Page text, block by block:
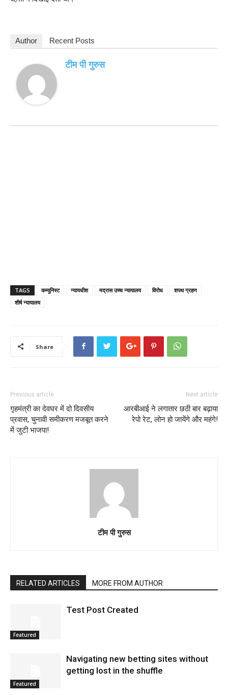
Author Recent Posts
टीम पी गुरुस
TAGS कम्युनिस्ट न्यायधीश मद्रास उच्च न्यायालय विरोध
शपथ ग्रहण
शीर्ष न्यायालय
Share
Previous article
गृहमंत्री का देवघर में दो दिवसीय
प्रवास, चुनावी समीकरण मजबूत करने
में जुटी भाजपा!
Next article
आरबीआई ने लगातार छठी बार बढ़ाया
रेपो रेट, लोन हो जायेंगे और महंगे!
टीम पी गुरुस
RELATED ARTICLES MORE FROM AUTHOR
Featured
Test Post Created
Featured
Navigating new betting sites without
getting lost in the shuffle